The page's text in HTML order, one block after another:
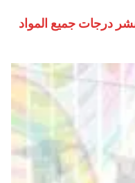
نتيجة الثانوية العامة 2026 ونشر درجات جميع المواد